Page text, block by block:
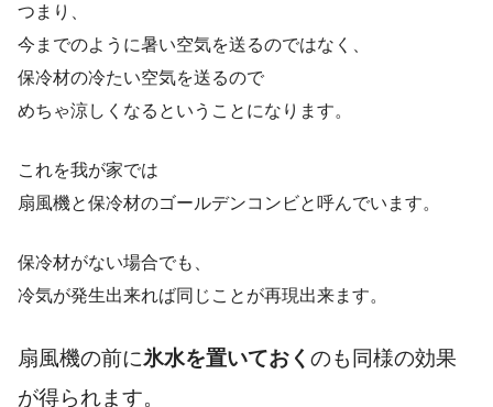
つまり、
今までのように暑い空気を送るのではなく、
保冷材の冷たい空気を送るので
めちゃ涼しくなるということになります。
これを我が家では
扇風機と保冷材のゴールデンコンビと呼んでいます。
保冷材がない場合でも、
冷気が発生出来れば同じことが再現出来ます。
扇風機の前に氷水を置いておく のも同様の効果
が得られます。